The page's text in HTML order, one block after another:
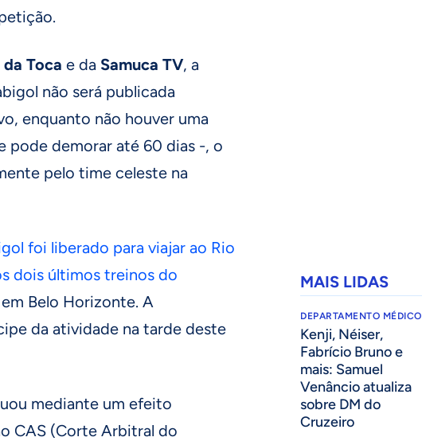
Toca e da Samuca TV, a
não será publicada
enquanto não houver uma
pode demorar até 60 dias -, o
pelo time celeste na
foi liberado para viajar ao Rio
dois últimos treinos do
em Belo Horizonte. A
da atividade na tarde deste
mediante um efeito
CAS (Corte Arbitral do
MAIS LIDAS
DEPARTAMENTO MÉDICO
Kenji, Néiser,
Fabrício Bruno e
mais: Samuel
Venâncio atualiza
sobre DM do
Cruzeiro